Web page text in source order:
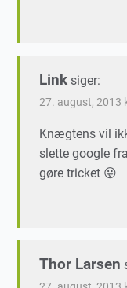
Link siger:
27. august, 2013
Knægtens vil
slette google
gøre tricket 😛
Thor Larsen